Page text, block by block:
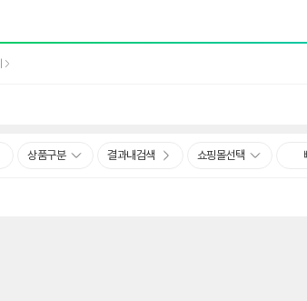
상품구분 결과내검색 쇼핑몰선택